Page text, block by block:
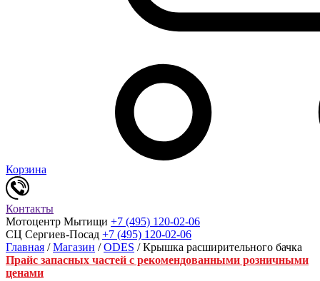
Корзина
Контакты
Мотоцентр Мытищи +7 (495) 120-02-06
СЦ Сергиев-Посад +7 (495) 120-02-06
Главная /Магазин /ODES / Крышка расширительного бачка
Прайс запасных частей с рекомендованными розничными
ценами